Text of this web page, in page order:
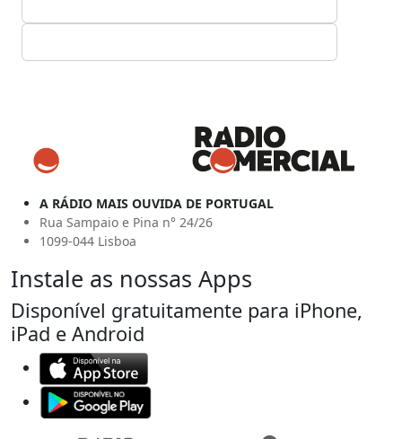
A RÁDIO MAIS OUVIDA DE PORTUGAL
Rua Sampaio e Pina n° 24/26
1099-044 Lisboa
Instale as nossas Apps
Disponível gratuitamente para iPhone,
iPad e Android